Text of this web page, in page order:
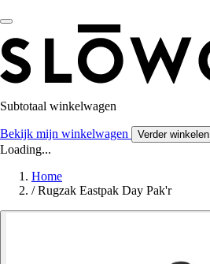
Subtotaal winkelwagen
Bekijk mijn winkelwagen Verder winkelen
Loading...
Home
/ Rugzak Eastpak Day Pak'r